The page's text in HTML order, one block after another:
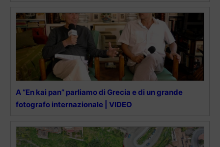
A “En kai pan” parliamo di Grecia e di un grande
fotografo internazionale | VIDEO